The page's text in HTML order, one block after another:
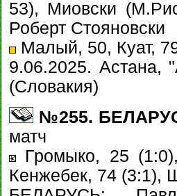
53), Миовски
Роберт Стояновски
Малый, 50, Куат,
9.06.2025. Астана,
(Словакия)
№255.
матч
Громыко, 25
Кенжебек, 74 (3:1),